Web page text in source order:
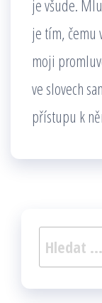
je všude.
je tím, čemu
moji
ve slovech
přístupu k